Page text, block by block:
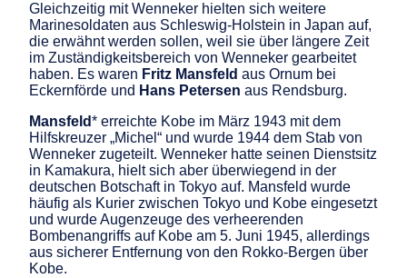
Gleichzeitig mit Wenneker hielten sich weitere
Marinesoldaten aus Schleswig-Holstein in Japan auf,
die erwähnt werden sollen, weil sie über längere Zeit
im Zuständigkeitsbereich von Wenneker gearbeitet
haben. Es waren Fritz Mansfeld aus Ornum bei
Eckernförde und Hans Petersen aus Rendsburg.
Mansfeld* erreichte Kobe im März 1943 mit dem
Hilfskreuzer „Michel“ und wurde 1944 dem Stab von
Wenneker zugeteilt. Wenneker hatte seinen Dienstsitz
in Kamakura, hielt sich aber überwiegend in der
deutschen Botschaft in Tokyo auf. Mansfeld wurde
häufig als Kurier zwischen Tokyo und Kobe eingesetzt
und wurde Augenzeuge des verheerenden
Bombenangriffs auf Kobe am 5. Juni 1945, allerdings
aus sicherer Entfernung von den Rokko-Bergen über
Kobe.